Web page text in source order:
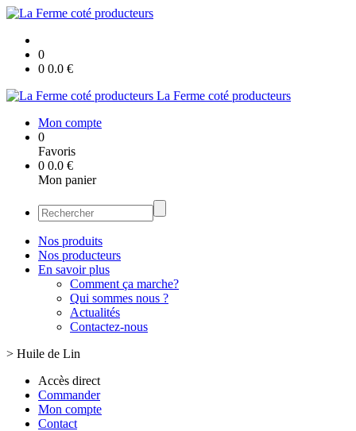
0
0 0.0 €
La Ferme coté producteurs
Mon compte
0
Favoris
0 0.0 €
Mon panier
Nos produits
Nos producteurs
En savoir plus
Comment ça marche?
Qui sommes nous ?
Actualités
Contactez-nous
> Huile de Lin
Accès direct
Commander
Mon compte
Contact